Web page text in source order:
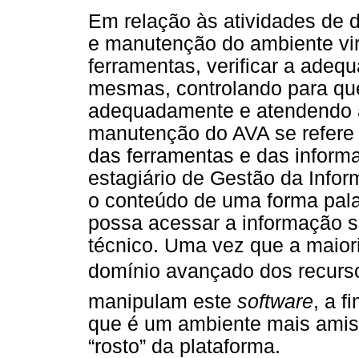
Em relação às atividades de
e manutenção do ambiente
ferramentas, verificar a
mesmas, controlando para
adequadamente e
manutenção do AVA se
das ferramentas e das
estagiário de Gestão da
o conteúdo de uma forma
possa acessar a informação
técnico. Uma vez que a
domínio avançado dos
manipulam este software, a
que é um ambiente mais
“rosto” da plataforma.